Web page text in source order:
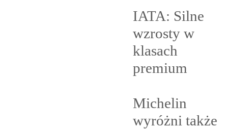
IATA: Silne
wzrosty w
klasach
premium
Michelin
wyróżni także